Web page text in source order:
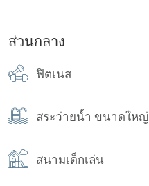
ส่วนกลาง
ฟิตเนส
สระว่ายน้ำ ขนาดใหญ่
สนามเด็กเล่น